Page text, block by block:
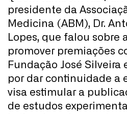
presidente da
Medicina (ABM), Dr.
Lopes, que falou sobre
promover premiações
Fundação José Silveira
por dar continuidade a
visa estimular a
de estudos